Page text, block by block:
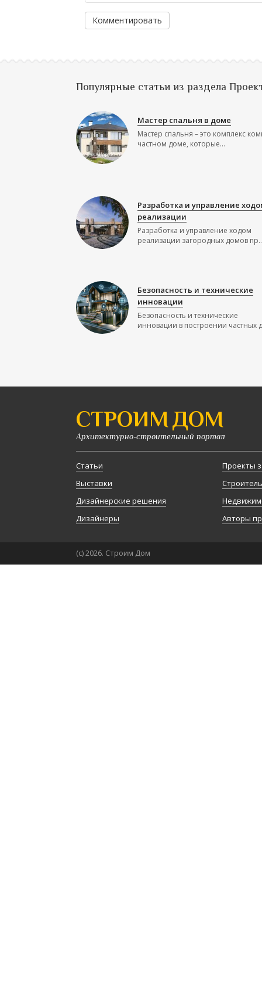
Комментировать
Популярные статьи из раздела
Мастер спальня в доме
Мастер спальня – это комплекс
частном доме, которые...
Разработка и управление
реализации
Разработка и управление ходом
реализации загородных домов
Безопасность и технические
инновации
Безопасность и технические
инновации в построении частных
СТРОИМ ДОМ
Архитектурно-строительный портал
Статьи
Выставки
Дизайнерские решения
Дизайнеры
Проекты
Авторы
(с) 2026. Строим Дом